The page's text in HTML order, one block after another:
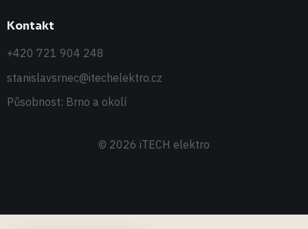
Kontakt
+420 721 904 248
stanislavsrnec@itechelektro.cz
Působnost: Brno a okolí
© 2026 iTECH elektro